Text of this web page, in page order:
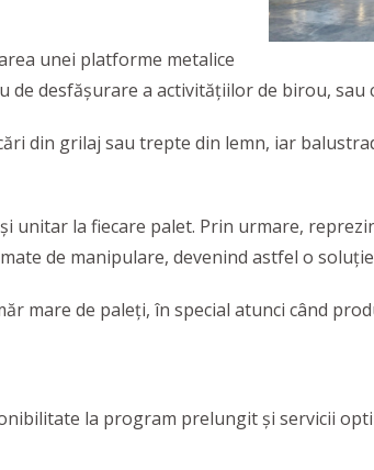
unei platforme metalice
desfăşurare a activităţiilor de birou, sau
din grilaj sau trepte din lemn, iar
unitar la fiecare palet. Prin urmare,
de manipulare, devenind astfel o
mare de paleți, în special atunci când
la program prelungit și servicii